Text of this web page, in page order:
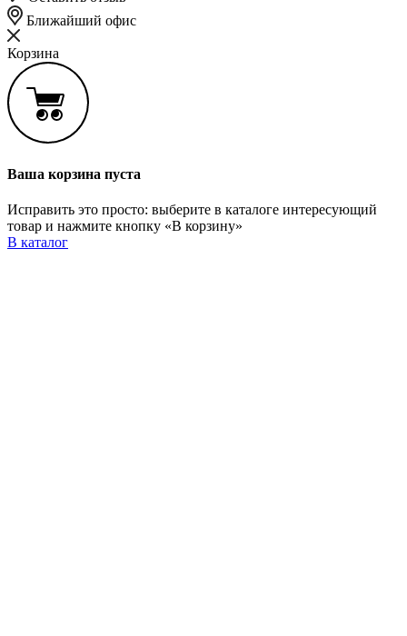
Ближайший офис
Корзина
Ваша корзина пуста
Исправить это просто: выберите в каталоге интересующий
товар и нажмите кнопку «В корзину»
В каталог